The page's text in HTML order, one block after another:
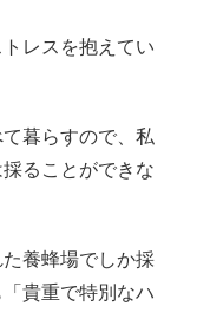
レスを抱えてい
暮らすので、私
ることができな
養蜂場でしか採
貴重で特別なハ